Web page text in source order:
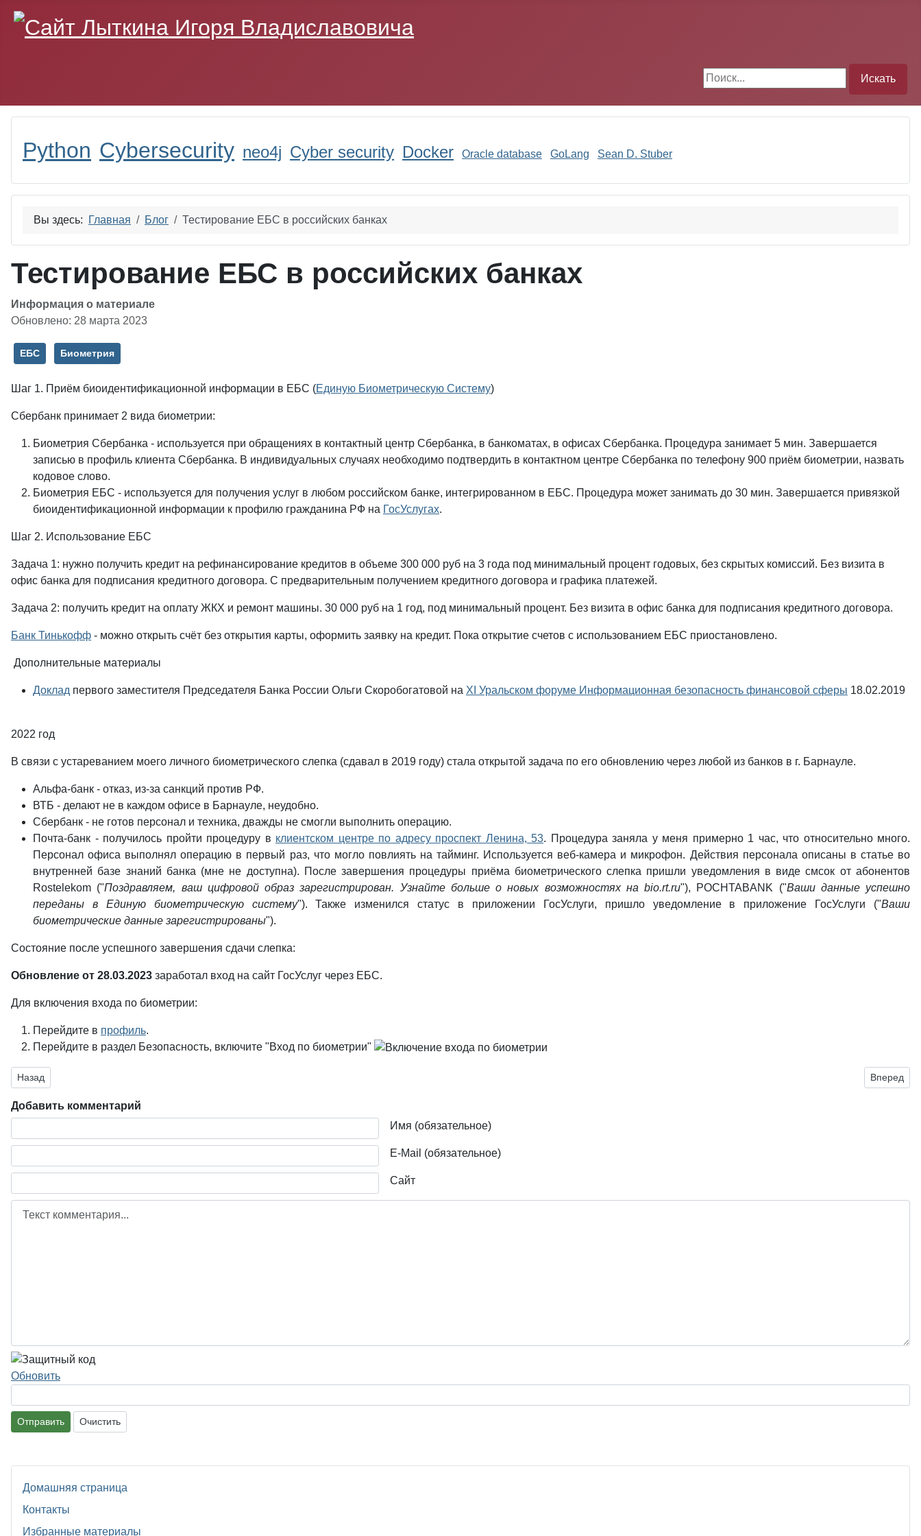
Поиск
Искать
Python Cybersecurity neo4j Cyber security Docker Oracle database GoLang Sean D. Stuber
Вы здесь: Главная Блог Тестирование ЕБС в российских банках
Тестирование ЕБС в российских банках
Информация о материале
Обновлено: 28 марта 2023
ЕБС Биометрия
Шаг 1. Приём биоидентификационной информации в ЕБС (Единую Биометрическую Систему)
Сбербанк принимает 2 вида биометрии:
Биометрия Сбербанка - используется при обращениях в контактный центр Сбербанка, в банкоматах, в офисах Сбербанка. Процедура занимает 5 мин. Завершается
записью в профиль клиента Сбербанка. В индивидуальных случаях необходимо подтвердить в контактном центре Сбербанка по телефону 900 приём биометрии, назвать
кодовое слово.
Биометрия ЕБС - используется для получения услуг в любом российском банке, интегрированном в ЕБС. Процедура может занимать до 30 мин. Завершается привязкой
биоидентификационной информации к профилю гражданина РФ на ГосУслугах.
Шаг 2. Использование ЕБС
Задача 1: нужно получить кредит на рефинансирование кредитов в объеме 300 000 руб на 3 года под минимальный процент годовых, без скрытых комиссий. Без визита в
офис банка для подписания кредитного договора. С предварительным получением кредитного договора и графика платежей.
Задача 2: получить кредит на оплату ЖКХ и ремонт машины. 30 000 руб на 1 год, под минимальный процент. Без визита в офис банка для подписания кредитного договора.
Банк Тинькофф - можно открыть счёт без открытия карты, оформить заявку на кредит. Пока открытие счетов с использованием ЕБС приостановлено.
Дополнительные материалы
Доклад первого заместителя Председателя Банка России Ольги Скоробогатовой на XI Уральском форуме Информационная безопасность финансовой сферы 18.02.2019
2022 год
В связи с устареванием моего личного биометрического слепка (сдавал в 2019 году) стала открытой задача по его обновлению через любой из банков в г. Барнауле.
Альфа-банк - отказ, из-за санкций против РФ.
ВТБ - делают не в каждом офисе в Барнауле, неудобно.
Сбербанк - не готов персонал и техника, дважды не смогли выполнить операцию.
Почта-банк - получилось пройти процедуру в клиентском центре по адресу проспект Ленина, 53. Процедура заняла у меня примерно 1 час, что относительно много.
Персонал офиса выполнял операцию в первый раз, что могло повлиять на тайминг. Используется веб-камера и микрофон. Действия персонала описаны в статье во
внутренней базе знаний банка (мне не доступна). После завершения процедуры приёма биометрического слепка пришли уведомления в виде смсок от абонентов
Rostelekom ("Поздравляем, ваш цифровой образ зарегистрирован. Узнайте больше о новых возможностях на bio.rt.ru"), POCHTABANK ("Ваши данные успешно
переданы в Единую биометрическую систему"). Также изменился статус в приложении ГосУслуги, пришло уведомление в приложение ГосУслуги ("Ваши
биометрические данные зарегистрированы").
Состояние после успешного завершения сдачи слепка:
Обновление от 28.03.2023 заработал вход на сайт ГосУслуг через ЕБС.
Для включения входа по биометрии:
Перейдите в профиль.
Перейдите в раздел Безопасность, включите "Вход по биометрии"
Предыдущий: Microsoft SQL Server 2019 (15.x)
Назад Вперед
Добавить комментарий
Имя (обязательное)
E-Mail (обязательное)
Сайт
Обновить
Отправить Очистить
Домашняя страница
Контакты
Избранные материалы